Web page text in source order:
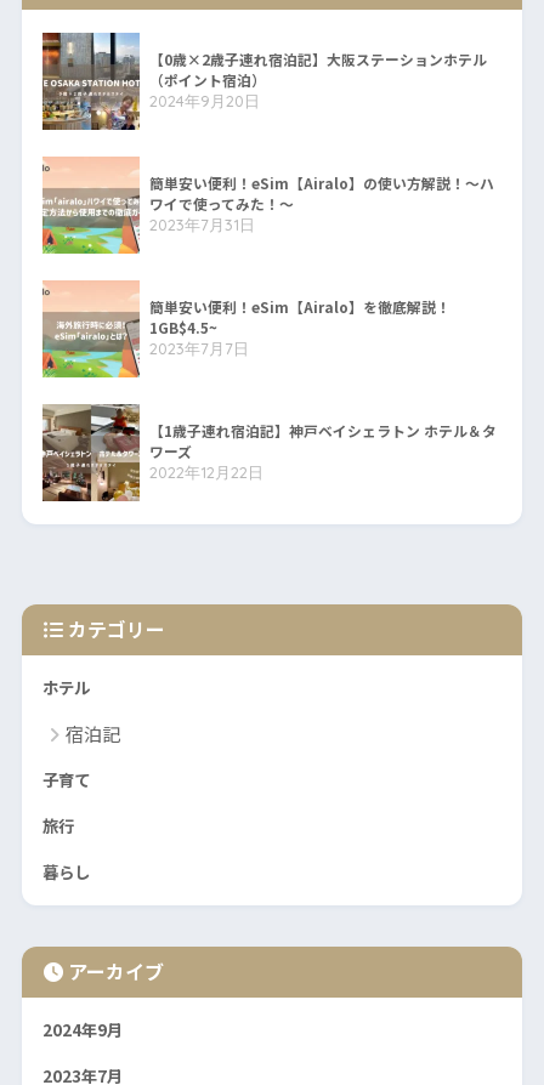
【0歳×2歳子連れ宿泊記】大阪ステーションホテル
（ポイント宿泊）
2024年9月20日
簡単安い便利！eSim【Airalo】の使い方解説！〜ハ
ワイで使ってみた！〜
2023年7月31日
簡単安い便利！eSim【Airalo】を徹底解説！
1GB$4.5~
2023年7月7日
【1歳子連れ宿泊記】神戸ベイシェラトン ホテル＆タ
ワーズ
2022年12月22日
カテゴリー
ホテル
宿泊記
子育て
旅行
暮らし
アーカイブ
2024年9月
2023年7月